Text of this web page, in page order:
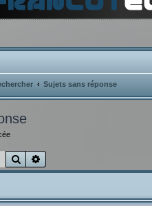
Sujets sans réponse
Rechercher